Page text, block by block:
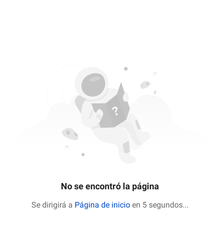
No se encontró la página
Se dirigirá a Página de inicio en 5 segundos...